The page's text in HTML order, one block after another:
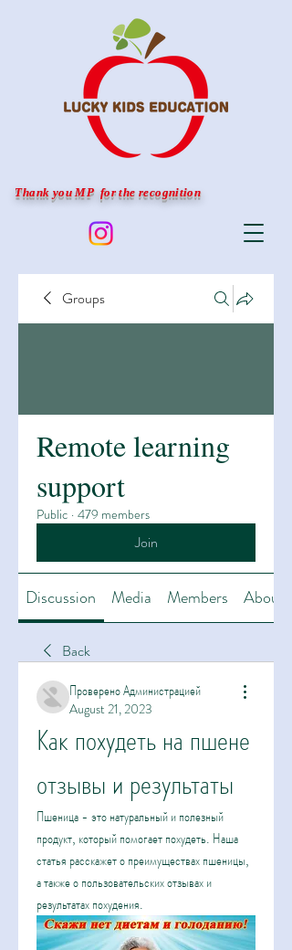
Thank you MP for the recognition
Groups
Remote learning
support
Public · 479 members
Join
Discussion Media Members About
Back
Проверено Администрацией
August 21, 2023
Как похудеть на пшене
отзывы и результаты
Пшеница - это натуральный и полезный
продукт, который помогает похудеть. Наша
статья расскажет о преимуществах пшеницы,
а также о пользовательских отзывах и
результатах похудения.